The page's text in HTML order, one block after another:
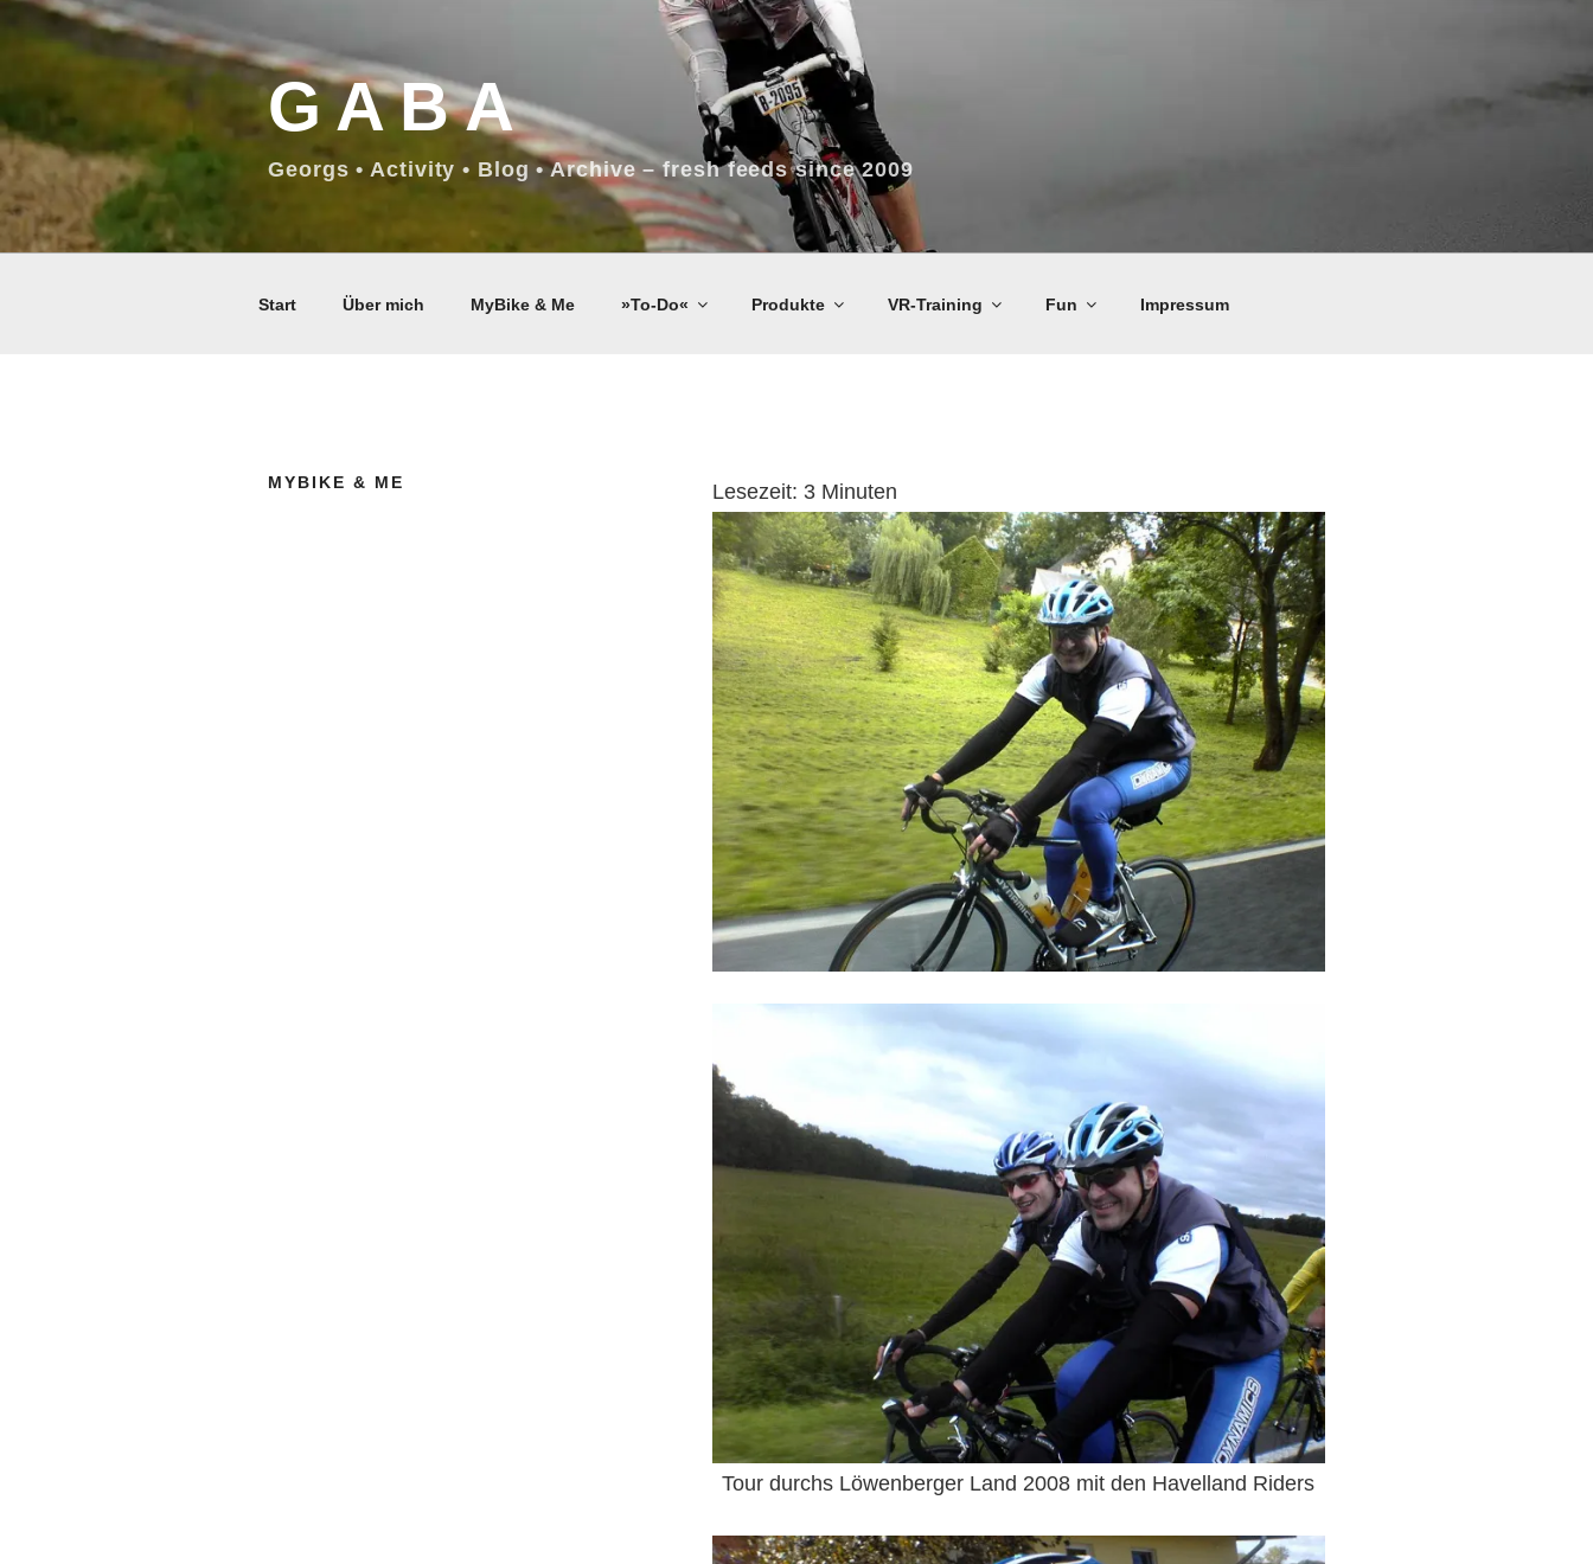
GABA
Georgs • Activity • Blog • Archive – fresh feeds since 2009
Start Über mich MyBike & Me »To-Do« Produkte VR-Training Fun Impressum
MYBIKE & ME Lesezeit: 3 Minuten
Tour durchs Löwenberger Land 2008 mit den Havelland Riders